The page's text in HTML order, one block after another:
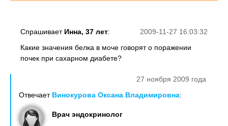
2009-11-27 16:03:32
Спрашивает Инна, 37 лет:
Какие значения белка в моче говорят о поражении
почек при сахарном диабете?
27 ноября 2009 года
Отвечает Винокурова Оксана Владимировна:
Врач эндокринолог